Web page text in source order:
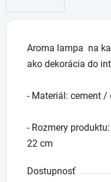
Aroma lampa na
ako dekorácia do
- Materiál: cement
- Rozmery
22 cm
Dostupnosť